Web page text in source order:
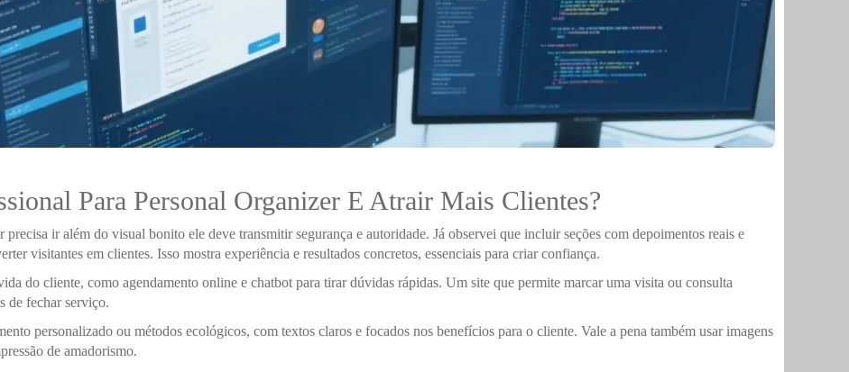
Para Personal Organizer E Atrair Mais Clientes?
ir além do visual bonito ele deve transmitir segurança e autoridade. Já observei que incluir seções com depoimentos reais e
visitantes em clientes. Isso mostra experiência e resultados concretos, essenciais para criar confiança.
do cliente, como agendamento online e chatbot para tirar dúvidas rápidas. Um site que permite marcar uma visita ou consulta
de fechar serviço.
personalizado ou métodos ecológicos, com textos claros e focados nos benefícios para o cliente. Vale a pena também usar imagens
de amadorismo.